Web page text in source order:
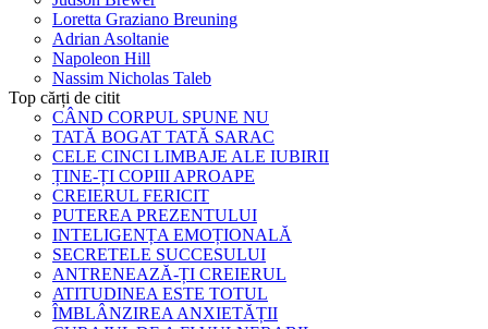
Loretta Graziano Breuning
Adrian Asoltanie
Napoleon Hill
Nassim Nicholas Taleb
Top cărți de citit
CÂND CORPUL SPUNE NU
TATĂ BOGAT TATĂ SARAC
CELE CINCI LIMBAJE ALE IUBIRII
ȚINE-ȚI COPIII APROAPE
CREIERUL FERICIT
PUTEREA PREZENTULUI
INTELIGENȚA EMOȚIONALĂ
SECRETELE SUCCESULUI
ANTRENEAZĂ-ȚI CREIERUL
ATITUDINEA ESTE TOTUL
ÎMBLÂNZIREA ANXIETĂȚII